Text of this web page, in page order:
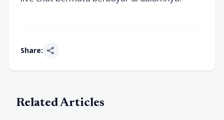
Share: share
Related Articles